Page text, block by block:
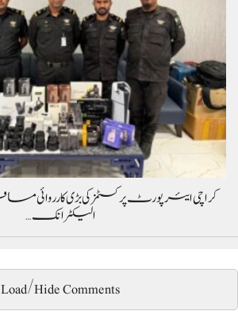
الیکٹرانک…
Load/Hide Comments